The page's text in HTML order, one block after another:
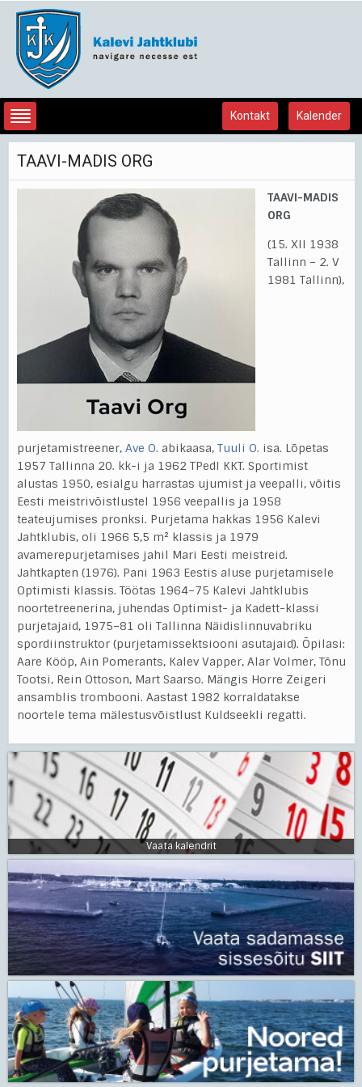
Kontakt Kalender
TAAVI-MADIS ORG
TAAVI-MADIS
ORG
(15. XII 1938
Tallinn – 2. V
1981 Tallinn),
purjetamistreener, Ave O. abikaasa, Tuuli O. isa. Lõpetas
1957 Tallinna 20. kk-i ja 1962 TPedI KKT. Sportimist
alustas 1950, esialgu harrastas ujumist ja veepalli, võitis
Eesti meistrivõistlustel 1956 veepallis ja 1958
teateujumises pronksi. Purjetama hakkas 1956 Kalevi
Jahtklubis, oli 1966 5,5 m² klassis ja 1979
avamerepurjetamises jahil Mari Eesti meistreid.
Jahtkapten (1976). Pani 1963 Eestis aluse purjetamisele
Optimisti klassis. Töötas 1964–75 Kalevi Jahtklubis
noortetreenerina, juhendas Optimist- ja Kadett-klassi
purjetajaid, 1975–81 oli Tallinna Näidislinnuvabriku
spordiinstruktor (purjetamissektsiooni asutajaid). Õpilasi:
Aare Kööp, Ain Pomerants, Kalev Vapper, Alar Volmer, Tõnu
Tootsi, Rein Ottoson, Mart Saarso. Mängis Horre Zeigeri
ansamblis trombooni. Aastast 1982 korraldatakse
noortele tema mälestusvõistlust Kuldseekli regatti.
Vaata kalendrit